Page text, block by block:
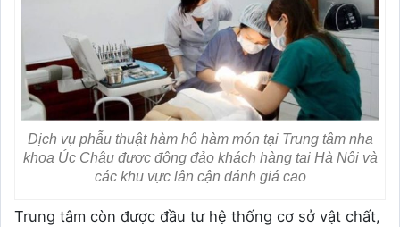
Dịch vụ phẫu thuật hàm hô hàm món tại Trung tâm nha
khoa Úc Châu được đông đảo khách hàng tại Hà Nội và
các khu vực lân cận đánh giá cao
Trung tâm còn được đầu tư hệ thống cơ sở vật chất,